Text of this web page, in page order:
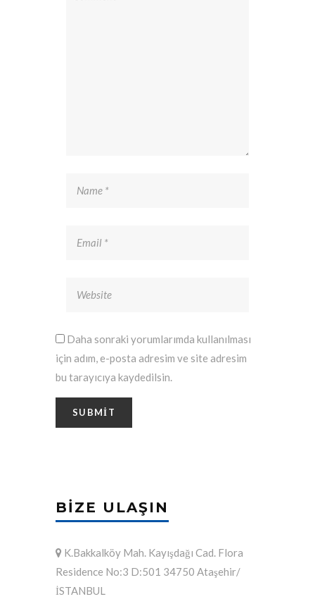
Daha sonraki yorumlarımda kullanılması
için adım, e-posta adresim ve site adresim
bu tarayıcıya kaydedilsin.
BIZE ULAŞIN
K.Bakkalköy Mah. Kayışdağı Cad. Flora
Residence No:3 D:501 34750 Ataşehir/
İSTANBUL